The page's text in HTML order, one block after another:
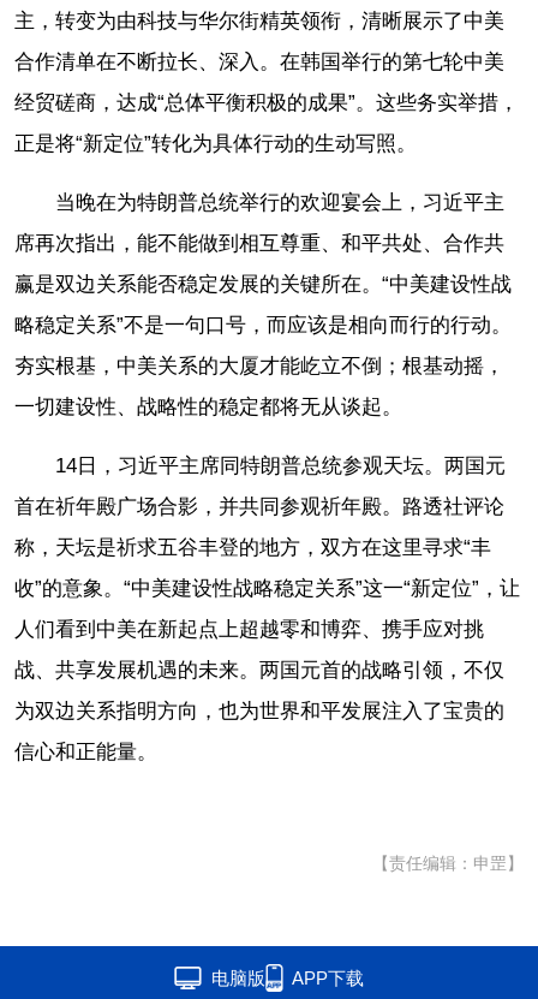
主，转变为由科技与华尔街精英领衔，清晰展示了中美
合作清单在不断拉长、深入。在韩国举行的第七轮中美
经贸磋商，达成“总体平衡积极的成果”。这些务实举措，
正是将“新定位”转化为具体行动的生动写照。
当晚在为特朗普总统举行的欢迎宴会上，习近平主
席再次指出，能不能做到相互尊重、和平共处、合作共
赢是双边关系能否稳定发展的关键所在。“中美建设性战
略稳定关系”不是一句口号，而应该是相向而行的行动。
夯实根基，中美关系的大厦才能屹立不倒；根基动摇，
一切建设性、战略性的稳定都将无从谈起。
14日，习近平主席同特朗普总统参观天坛。两国元
首在祈年殿广场合影，并共同参观祈年殿。路透社评论
称，天坛是祈求五谷丰登的地方，双方在这里寻求“丰
收”的意象。“中美建设性战略稳定关系”这一“新定位”，让
人们看到中美在新起点上超越零和博弈、携手应对挑
战、共享发展机遇的未来。两国元首的战略引领，不仅
为双边关系指明方向，也为世界和平发展注入了宝贵的
信心和正能量。
【责任编辑：申罡】
电脑版 APP下载